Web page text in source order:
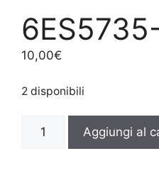
10,00€
2 disponibili
2CB00
Aggiungi al